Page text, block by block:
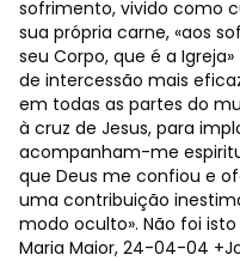
sofrimento, vivido como
sua própria carne, «aos
seu Corpo, que é a
de intercessão mais
em todas as partes do
à cruz de Jesus, para
acompanham-me
que Deus me confiou e
uma contribuição
modo oculto». Não foi
Maria Maior, 24-04-04